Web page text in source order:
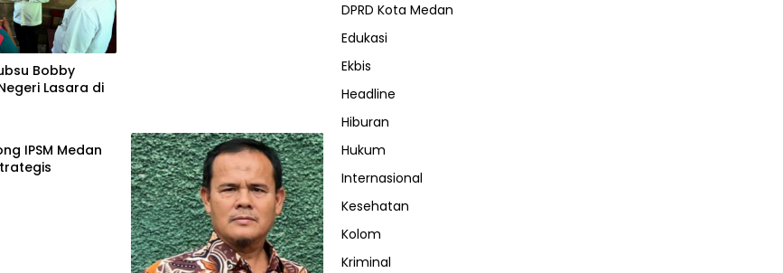
Bobby
Lasara di
IPSM Medan
DPRD Kota Medan
Edukasi
Ekbis
Headline
Hiburan
Hukum
Internasional
Kesehatan
Kolom
Kriminal